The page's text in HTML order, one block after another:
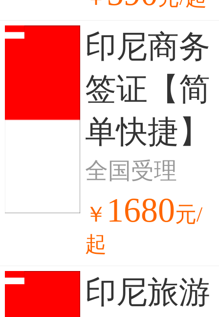
印尼商务
签证【简
单快捷】
全国受理
￥ 1680元/
起
印尼旅游